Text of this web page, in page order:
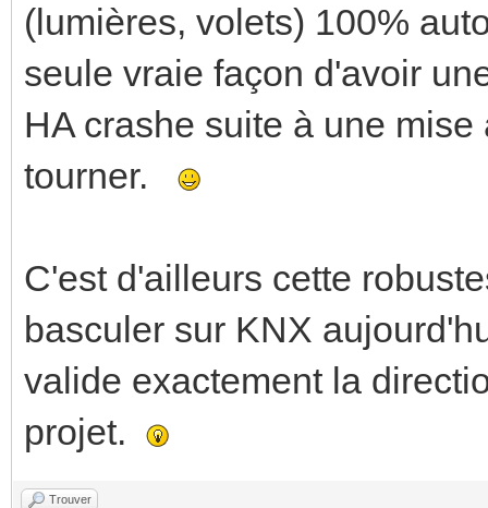
(lumières, volets) 100%
seule vraie façon d'avoir
HA crashe suite à une
tourner.
C'est d'ailleurs cette
basculer sur KNX
valide exactement la
projet.
Trouver